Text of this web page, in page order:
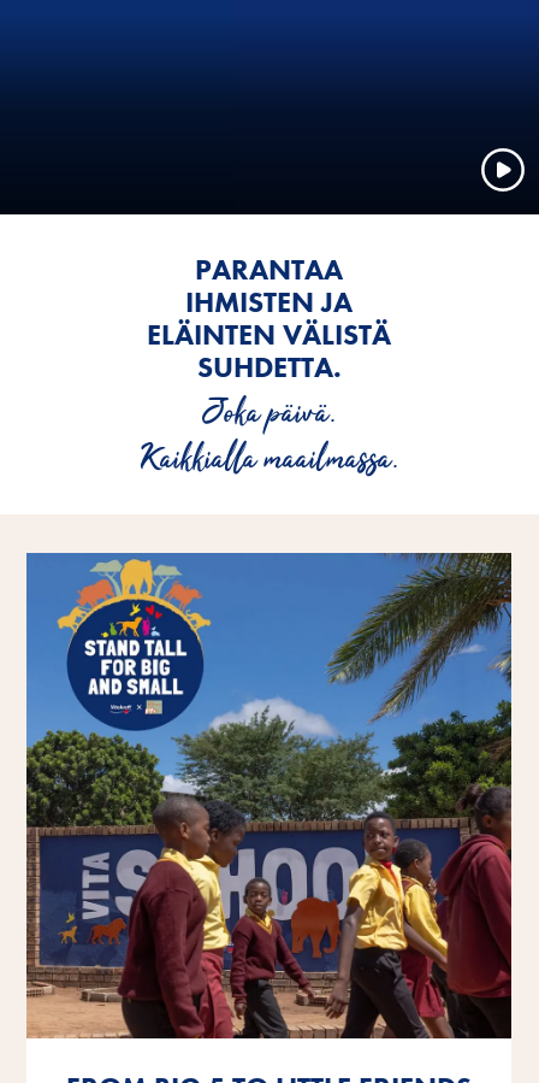
PARANTAA
IHMISTEN JA
ELÄINTEN VÄLISTÄ
SUHDETTA.
Joka päivä.
Kaikkialla maailmassa.
Opi lisää